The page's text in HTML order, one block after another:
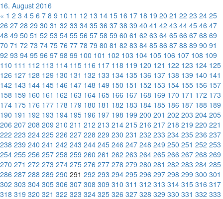
16. August 2016
« 1 2 3 4 5 6 7 8 9 10 11 12 13 14 15 16 17 18 19 20 21 22 23 24 25
26 27 28 29 30 31 32 33 34 35 36 37 38 39 40 41 42 43 44 45 46 47
48 49 50 51 52 53 54 55 56 57 58 59 60 61 62 63 64 65 66 67 68 69
70 71 72 73 74 75 76 77 78 79 80 81 82 83 84 85 86 87 88 89 90 91
92 93 94 95 96 97 98 99 100 101 102 103 104 105 106 107 108 109
110 111 112 113 114 115 116 117 118 119 120 121 122 123 124 125
126 127 128 129 130 131 132 133 134 135 136 137 138 139 140 141
142 143 144 145 146 147 148 149 150 151 152 153 154 155 156 157
158 159 160 161 162 163 164 165 166 167 168 169 170 171 172 173
174 175 176 177 178 179 180 181 182 183 184 185 186 187 188 189
190 191 192 193 194 195 196 197 198 199 200 201 202 203 204 205
206 207 208 209 210 211 212 213 214 215 216 217 218 219 220 221
222 223 224 225 226 227 228 229 230 231 232 233 234 235 236 237
238 239 240 241 242 243 244 245 246 247 248 249 250 251 252 253
254 255 256 257 258 259 260 261 262 263 264 265 266 267 268 269
270 271 272 273 274 275 276 277 278 279 280 281 282 283 284 285
286 287 288 289 290 291 292 293 294 295 296 297 298 299 300 301
302 303 304 305 306 307 308 309 310 311 312 313 314 315 316 317
318 319 320 321 322 323 324 325 326 327 328 329 330 331 332 333